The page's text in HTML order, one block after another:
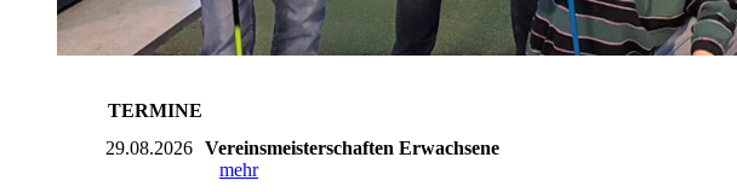
TERMINE
29.08.2026 Vereinsmeisterschaften Erwachsene
mehr